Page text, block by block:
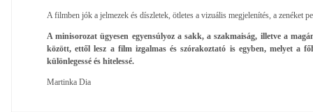
A filmben jók a jelmezek és díszletek, ötletes a vizuális megjelenítés, a zenéket
A minisorozat ügyesen egyensúlyoz a sakk, a szakmaiság, illetve a
között, ettől lesz a film izgalmas és szórakoztató is egyben, melyet a
különlegessé és hitelessé.
Martinka Dia